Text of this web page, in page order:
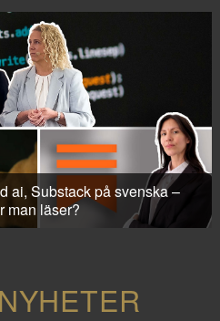
ai, Substack på svenska –
man läser?